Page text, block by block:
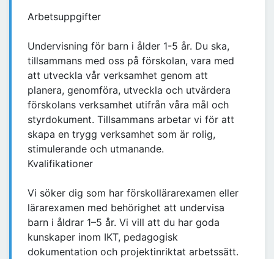
Arbetsuppgifter
Undervisning för barn i ålder 1-5 år. Du ska,
tillsammans med oss på förskolan, vara med
att utveckla vår verksamhet genom att
planera, genomföra, utveckla och utvärdera
förskolans verksamhet utifrån våra mål och
styrdokument. Tillsammans arbetar vi för att
skapa en trygg verksamhet som är rolig,
stimulerande och utmanande.
Kvalifikationer
Vi söker dig som har förskollärarexamen eller
lärarexamen med behörighet att undervisa
barn i åldrar 1–5 år. Vi vill att du har goda
kunskaper inom IKT, pedagogisk
dokumentation och projektinriktat arbetssätt.